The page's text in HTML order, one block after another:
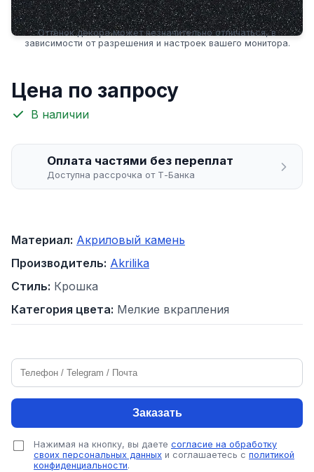
Оттенок декора может незначительно отличаться, в
зависимости от разрешения и настроек вашего монитора.
Цена по запросу
В наличии
Оплата частями без переплат
Доступна рассрочка от Т-Банка
Материал: Акриловый камень
Производитель: Akrilika
Стиль: Крошка
Категория цвета: Мелкие вкрапления
Заказать
Нажимая на кнопку, вы даете согласие на обработку
своих персональных данных и соглашаетесь с политикой
конфиденциальности.